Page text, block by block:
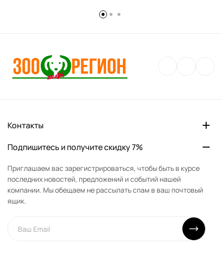
Контакты
Подпишитесь и получите скидку 7%
Приглашаем вас зарегистрироваться, чтобы быть в курсе
последних новостей, предложений и событий нашей
компании. Мы обещаем не рассылать спам в ваш почтовый
ящик.